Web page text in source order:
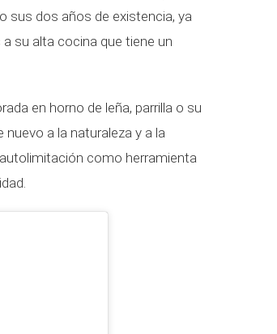
sus dos años de existencia, ya
a su alta cocina que tiene un
en horno de leña, parrilla o su
a la naturaleza y a la
como herramienta